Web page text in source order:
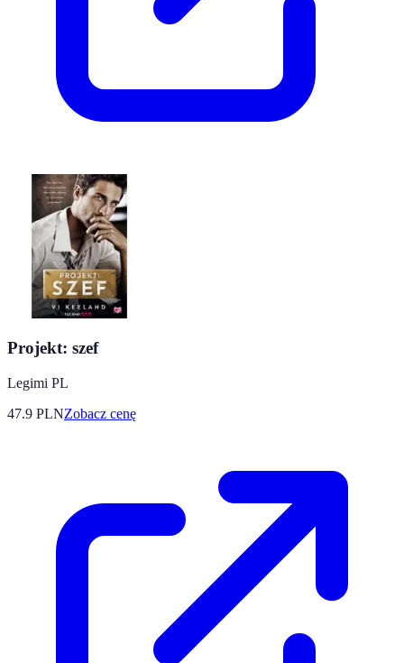
Projekt: szef
Legimi PL
47.9 PLNZobacz cenę